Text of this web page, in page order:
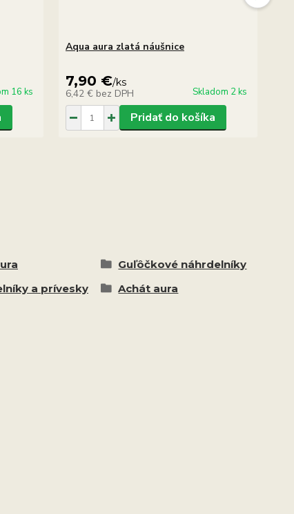
16 ks
Aqua aura zlatá náušnice
7,90 €/ks
6,42 € bez DPH Skladom 2 ks
Pridať do košíka
Guľôčkové náhrdelníky
a prívesky Achát aura